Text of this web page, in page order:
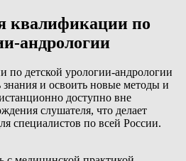
квалификации по
андрологии
детской урологии-андрологии
знания и освоить новые методы и
доступно вне
слушателя, что делает
специалистов по всей России.